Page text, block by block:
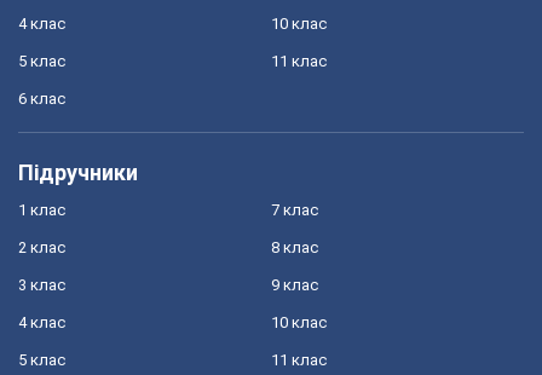
4 клас
5 клас
6 клас
10 клас
11 клас
Підручники
1 клас
2 клас
3 клас
4 клас
5 клас
7 клас
8 клас
9 клас
10 клас
11 клас